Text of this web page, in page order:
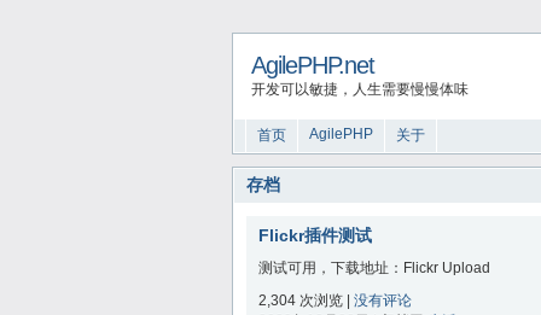
AgilePHP.net
开发可以敏捷，人生需要慢慢体味
首页 AgilePHP 关于
存档
Flickr插件测试
测试可用，下载地址：Flickr Upload
2,304 次浏览 | 没有评论